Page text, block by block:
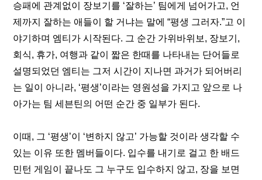
승패에 관계없이 장보기를 ‘잘하는’ 팀에게 넘어가고, 언
제까지 잘하는 애들이 할 거냐는 말에 “평생 그러자.”고 이
야기하며 엠티가 시작된다. 그 순간 가위바위보, 장보기,
회식, 휴가, 여행과 같이 짧은 한때를 나타내는 단어들로
설명되었던 엠티는 그저 시간이 지나면 과거가 되어버리
는 일이 아니라, ‘평생’이라는 영원성을 가지고 앞으로 나
아가는 팀 세븐틴의 어떤 순간 중 일부가 된다.
이때, 그 ‘평생’이 ‘변하지 않고’ 가능할 것이라 생각할 수
있는 이유 또한 멤버들이다. 입수를 내기로 걸고 한 배드
민턴 게임이 끝나도 그 누구도 입수하지 않고, 장을 보면